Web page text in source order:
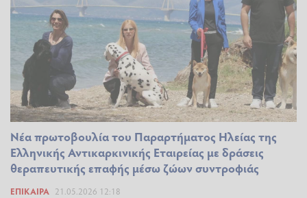
Νέα πρωτοβουλία του Παραρτήματος Ηλείας της
Ελληνικής Αντικαρκινικής Εταιρείας με δράσεις
θεραπευτικής επαφής μέσω ζώων συντροφιάς
ΕΠΊΚΑΙΡΑ 21.05.2026 12:18